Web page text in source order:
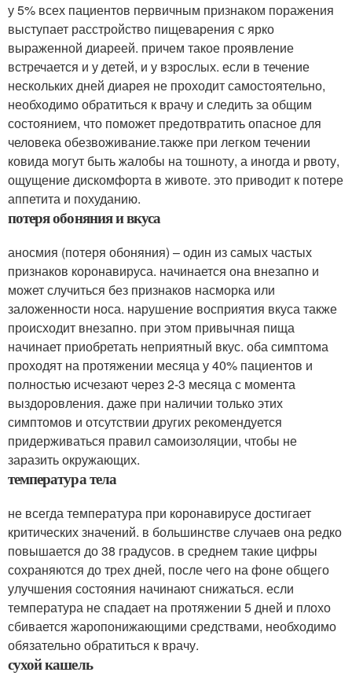
у 5% всех пациентов первичным признаком поражения
выступает расстройство пищеварения с ярко
выраженной диареей. причем такое проявление
встречается и у детей, и у взрослых. если в течение
нескольких дней диарея не проходит самостоятельно,
необходимо обратиться к врачу и следить за общим
состоянием, что поможет предотвратить опасное для
человека обезвоживание.также при легком течении
ковида могут быть жалобы на тошноту, а иногда и рвоту,
ощущение дискомфорта в животе. это приводит к потере
аппетита и похуданию.
потеря обоняния и вкуса
аносмия (потеря обоняния) – один из самых частых
признаков коронавируса. начинается она внезапно и
может случиться без признаков насморка или
заложенности носа. нарушение восприятия вкуса также
происходит внезапно. при этом привычная пища
начинает приобретать неприятный вкус. оба симптома
проходят на протяжении месяца у 40% пациентов и
полностью исчезают через 2-3 месяца с момента
выздоровления. даже при наличии только этих
симптомов и отсутствии других рекомендуется
придерживаться правил самоизоляции, чтобы не
заразить окружающих.
температура тела
не всегда температура при коронавирусе достигает
критических значений. в большинстве случаев она редко
повышается до 38 градусов. в среднем такие цифры
сохраняются до трех дней, после чего на фоне общего
улучшения состояния начинают снижаться. если
температура не спадает на протяжении 5 дней и плохо
сбивается жаропонижающими средствами, необходимо
обязательно обратиться к врачу.
сухой кашель